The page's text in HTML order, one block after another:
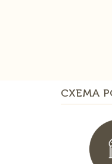
СХЕМА